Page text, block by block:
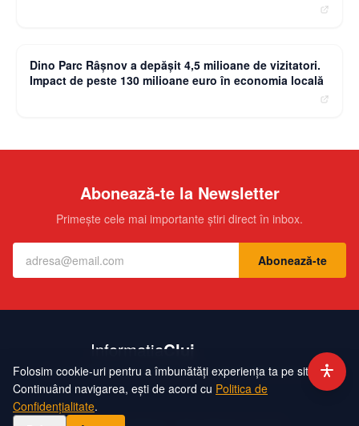
Dino Parc Râșnov a depășit 4,5 milioane de vizitatori.
Impact de peste 130 milioane euro în economia locală
Abonează-te la Newsletter
Primește cele mai importante știri direct în inbox.
Abonează-te
ContactEchipa Publicitate Politică de ConfidențialitateHartă Site
©2026
Folosim cookie-uri pentru a îmbunătăți experiența ta pe site.
Continuând navigarea, ești de acord cu Politica de
Confidențialitate.